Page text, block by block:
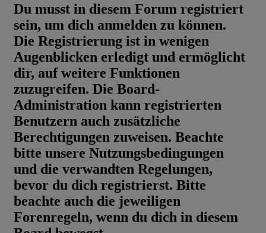
Du musst in diesem Forum registriert
sein, um dich anmelden zu können.
Die Registrierung ist in wenigen
Augenblicken erledigt und ermöglicht
dir, auf weitere Funktionen
zuzugreifen. Die Board-
Administration kann registrierten
Benutzern auch zusätzliche
Berechtigungen zuweisen. Beachte
bitte unsere Nutzungsbedingungen
und die verwandten Regelungen,
bevor du dich registrierst. Bitte
beachte auch die jeweiligen
Forenregeln, wenn du dich in diesem